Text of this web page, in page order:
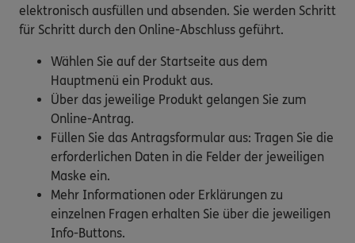
elektronisch ausfüllen und absenden. Sie werden Schritt
für Schritt durch den Online-Abschluss geführt.
Wählen Sie auf der Startseite aus dem
Hauptmenü ein Produkt aus.
Über das jeweilige Produkt gelangen Sie zum
Online-Antrag.
Füllen Sie das Antragsformular aus: Tragen Sie die
erforderlichen Daten in die Felder der jeweiligen
Maske ein.
Mehr Informationen oder Erklärungen zu
einzelnen Fragen erhalten Sie über die jeweiligen
Info-Buttons.